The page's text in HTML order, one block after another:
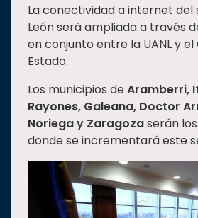
La conectividad a internet del
León será ampliada a través
en conjunto entre la UANL y
Estado.
Los municipios deAramberri,
Rayones, Galeana, Doctor
Noriega y Zaragozaserán
donde se incrementará este